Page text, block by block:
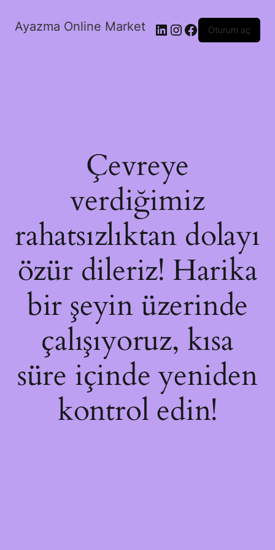
Ayazma Online Market LinkedIn
Instagram
Facebook
Oturum aç
Çevreye
verdiğimiz
rahatsızlıktan dolayı
özür dileriz! Harika
bir şeyin üzerinde
çalışıyoruz, kısa
süre içinde yeniden
kontrol edin!